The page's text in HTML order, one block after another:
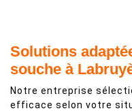
Solutions
souche à
Notre entreprise
efficace selon votre